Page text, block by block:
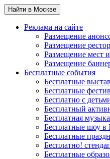
Найти в Москве
Реклама на сайте
Размещение
Размещение
Размещение мест
Размещение
Бесплатные события
Бесплатные
Бесплатные
Бесплатно с
Бесплатный
Бесплатная
Бесплатные шоу в
Бесплатные
Бесплатно!
Бесплатные